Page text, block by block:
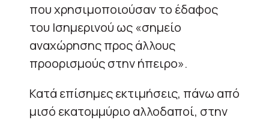
που χρησιμοποιούσαν το έδαφος
του Ισημερινού ως «σημείο
αναχώρησης προς άλλους
προορισμούς στην ήπειρο».
Κατά επίσημες εκτιμήσεις, πάνω από
μισό εκατομμύριο αλλοδαποί, στην